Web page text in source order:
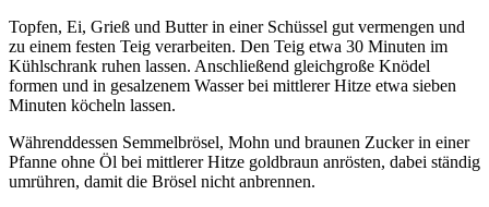
Topfen, Ei, Grieß und Butter in einer Schüssel gut vermengen und
zu einem festen Teig verarbeiten. Den Teig etwa 30 Minuten im
Kühlschrank ruhen lassen. Anschließend gleichgroße Knödel
formen und in gesalzenem Wasser bei mittlerer Hitze etwa sieben
Minuten köcheln lassen.
Währenddessen Semmelbrösel, Mohn und braunen Zucker in einer
Pfanne ohne Öl bei mittlerer Hitze goldbraun anrösten, dabei ständig
umrühren, damit die Brösel nicht anbrennen.